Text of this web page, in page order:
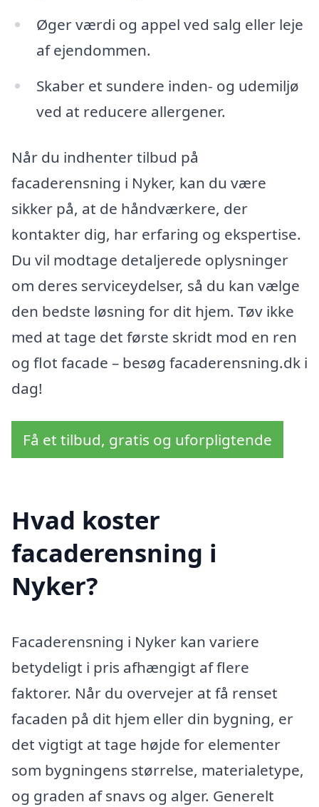
Øger værdi og appel ved salg eller leje
af ejendommen.
Skaber et sundere inden- og udemiljø
ved at reducere allergener.
Når du indhenter tilbud på
facaderensning i Nyker, kan du være
sikker på, at de håndværkere, der
kontakter dig, har erfaring og ekspertise.
Du vil modtage detaljerede oplysninger
om deres serviceydelser, så du kan vælge
den bedste løsning for dit hjem. Tøv ikke
med at tage det første skridt mod en ren
og flot facade – besøg facaderensning.dk i
dag!
Få et tilbud, gratis og uforpligtende
Hvad koster
facaderensning i
Nyker?
Facaderensning i Nyker kan variere
betydeligt i pris afhængigt af flere
faktorer. Når du overvejer at få renset
facaden på dit hjem eller din bygning, er
det vigtigt at tage højde for elementer
som bygningens størrelse, materialetype,
og graden af snavs og alger. Generelt